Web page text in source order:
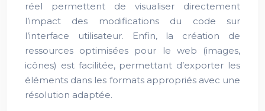
réel permettent de visualiser directement
l’impact des modifications du code sur
l’interface utilisateur. Enfin, la création de
ressources optimisées pour le web (images,
icônes) est facilitée, permettant d’exporter les
éléments dans les formats appropriés avec une
résolution adaptée.